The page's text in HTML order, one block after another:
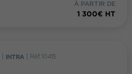
À PARTIR DE
1 300€ HT
INTRA Réf. 10415